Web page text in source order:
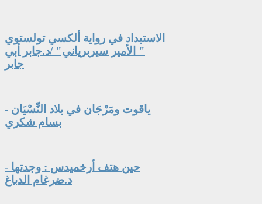
الاستبداد في رواية ألكسي تولستوي
" الأمير سيربرياني" /د.جابر أبي
جابر
ياقوت ومَرْجَان في بلاد النِّسْيَان -
بسام شكري
حين هتف أرخميدس : وجدتها -
د.ضرغام الدباغ